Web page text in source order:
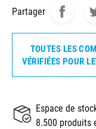
Partager
TOUTES LES
VÉRIFIÉES POUR
Espace de
8.500 produits